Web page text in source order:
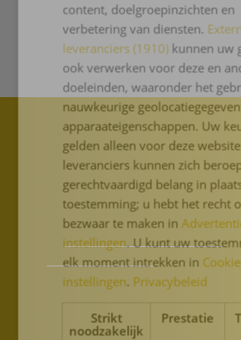
Verhuizers?
Vraag een aparte afspraak aan via
administratie.bavinck@twijs.nl.
achterliggende informatie en
mail vermelden.
Dr. H. Bavinckschool
Ambachtstraat 1
2024 EB
Haarlem
Nederland
administratie.bavinck@twijs.nl
+31 (0)23 52 57 306
content, doelgroepinzichten en
verbetering van diensten.
leveranciers (1910)kunnen uw
ook verwerken voor deze en
doeleinden, waaronder het
nauwkeurige
apparaateigenschappen. Uw
gelden alleen voor deze
leveranciers kunnen zich
gerechtvaardigd belang in
toestemming; u hebt het recht
bezwaar te maken in
instellingen. U kunt uw
elk moment intrekken in
instellingen. Privacybeleid
Strikt
noodzakelijk
Prestatie